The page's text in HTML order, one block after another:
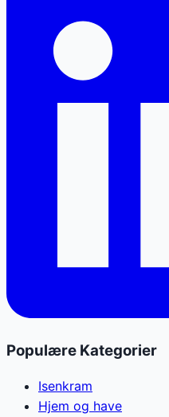
Populære Kategorier
Isenkram
Hjem og have